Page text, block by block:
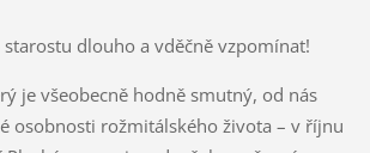
dlouho a vděčně vzpomínat!
je všeobecně hodně smutný, od nás
osobnosti rožmitálského života – v říjnu